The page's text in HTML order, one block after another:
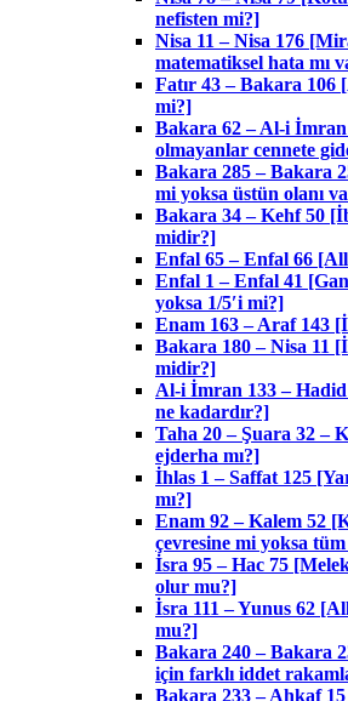
nefisten mi?]
Nisa 11 – Nisa 176
matematiksel hata mı
Fatır 43 – Bakara 106
mi?]
Bakara 62 – Al-i
olmayanlar cennete
Bakara 285 – Bakara
mi yoksa üstün olanı
Bakara 34 – Kehf 50
midir?]
Enfal 65 – Enfal 66
Enfal 1 – Enfal 41
yoksa 1/5′i mi?]
Enam 163 – Araf 143
Bakara 180 – Nisa 11
midir?]
Al-i İmran 133 –
ne kadardır?]
Taha 20 – Şuara 32 –
ejderha mı?]
İhlas 1 – Saffat 125
mı?]
Enam 92 – Kalem 52
çevresine mi yoksa
İsra 95 – Hac 75
olur mu?]
İsra 111 – Yunus 62
mu?]
Bakara 240 – Bakara
için farklı iddet
Bakara 233 – Ahkaf